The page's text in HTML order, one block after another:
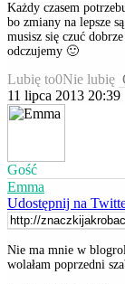
Każdy czasem
bo zmiany na lepsze
musisz się czuć
odczujemy 🙂
Lubię to0Nie lubię
11 lipca 2013 20:39
Gość
Emma
Udostępnij na
Nie ma mnie w
wolałam poprzedni